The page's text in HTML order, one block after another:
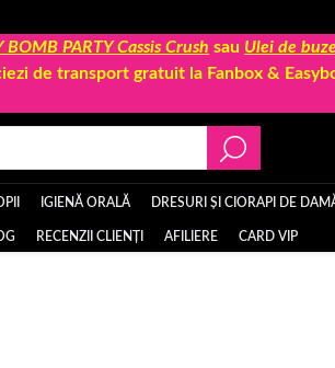
BOMB PARTY Cassis Crush sau Ulei de
de transport gratuit la Fanbox &
IGIENĂ ORALĂ DRESURI ȘI CIORAPI DE
RECENZII CLIENȚI AFILIERE CARD VIP